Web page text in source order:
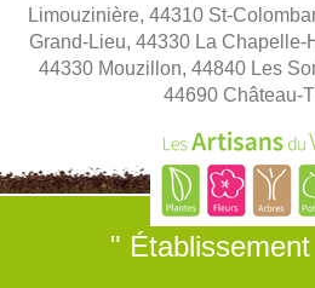
Limouzinière, 44310 St-
Grand-Lieu, 44330 La Chapelle-
44330 Mouzillon, 44840 Les
44690 Château-
"